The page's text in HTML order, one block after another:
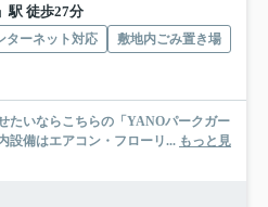
駅 徒歩27分
ターネット対応
敷地内ごみ置き場
たいならこちらの「YANOパークガー
設備はエアコン・フローリ... もっと見